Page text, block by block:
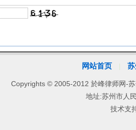
网站首页
Copyrights © 2005-2012 於峰律师网-
地址:苏州市人
技术支